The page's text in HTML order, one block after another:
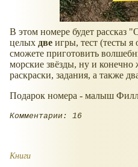
В этом номере будет рассказ
целых две игры, тест (тесты
сможете приготовить
морские звёзды, ну и конечно
раскраски, задания, а также
Подарок номера - малыш
Комментарии: 16
Книги